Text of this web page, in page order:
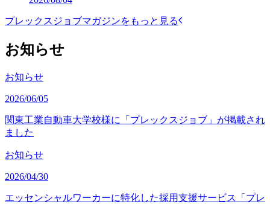
プレックスジョブマガジンをもっと見る
お知らせ
お知らせ
2026/06/05
関東工業自動車大学校様に「プレックスジョブ」が掲載され
ました
お知らせ
2026/04/30
エッセンシャルワーカーに特化した採用支援サービス「プレ